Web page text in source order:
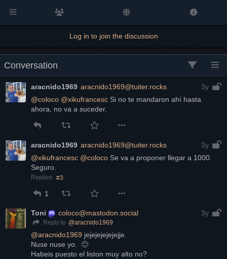
Log in to join the discussion
Conversation
aracnido1969 aracnido1969@tuiter.rocks
3y
@coloco @xikufrancesc Si no te mandaron ahí hasta
ahora, no va a suceder.
aracnido1969 aracnido1969@tuiter.rocks
3y
@xikufrancesc @coloco Se va a proponer llegar a 1000.
Seguro.
Replies: #3
1
Toni coloco@mastodon.social 3y
Reply to @aracnido1969
@aracnido1969 jejejejejejejje.
Nuse nuse yo.  🙂
Habeis puesto el liston muy alto no?